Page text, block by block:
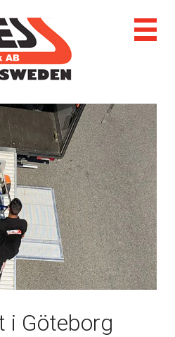
i Göteborg